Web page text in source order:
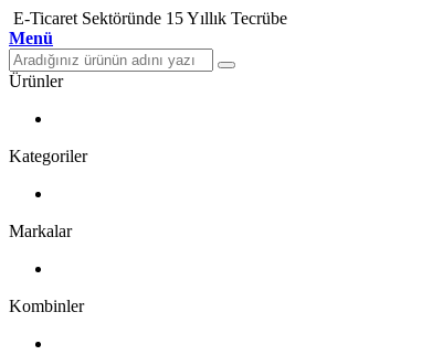
E-Ticaret Sektöründe 15 Yıllık Tecrübe
Menü
Ürünler
Kategoriler
Markalar
Kombinler